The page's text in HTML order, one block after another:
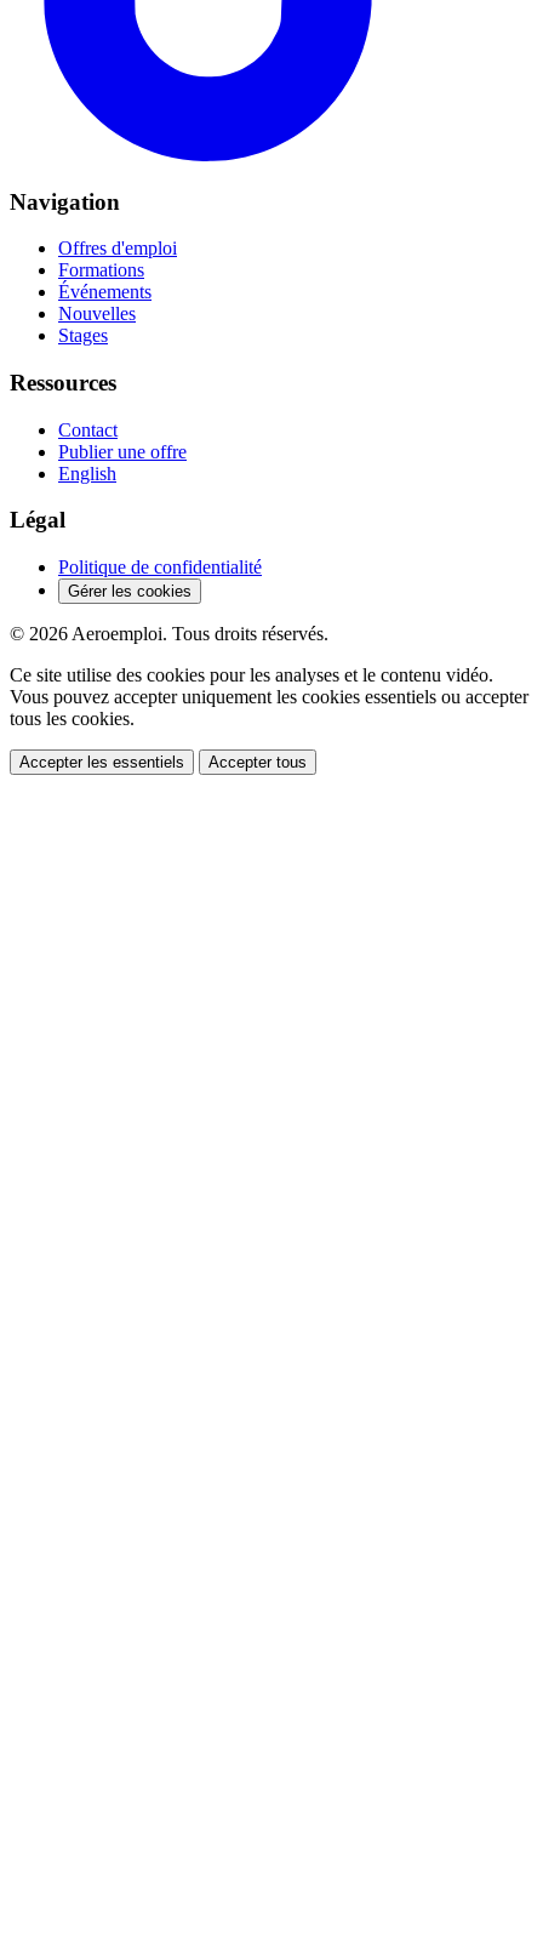
Navigation
Offres d'emploi
Formations
Événements
Nouvelles
Stages
Ressources
Contact
Publier une offre
English
Légal
Politique de confidentialité
Gérer les cookies
© 2026 Aeroemploi. Tous droits réservés.
Ce site utilise des cookies pour les analyses et le contenu vidéo.
Vous pouvez accepter uniquement les cookies essentiels ou accepter
tous les cookies.
Accepter les essentiels Accepter tous